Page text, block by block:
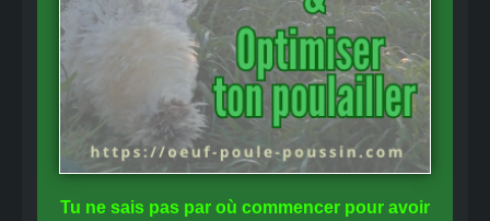
Tu ne sais pas par où commencer pour avoir